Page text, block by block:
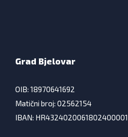
Grad Bjelovar
OIB: 18970641692
Matični broj: 02562154
IBAN: HR4324020061802400001